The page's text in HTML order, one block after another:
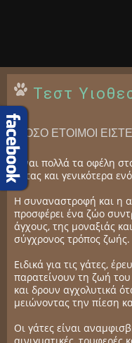
Τεστ
ΠΟΣΟ ΕΤΟΙΜΟΙ
Είναι πολλά τα οφέλη
γάτας και γενικότερα
Η συναναστροφή και η
προσφέρει ένα ζώο
άγχους, της μοναξιάς
σύγχρονος τρόπος ζωής.
Ειδικά για τις γάτες,
παρατείνουν τη ζωή
και δρουν αγχολυτικά
μειώνοντας την πίεση
Οι γάτες είναι